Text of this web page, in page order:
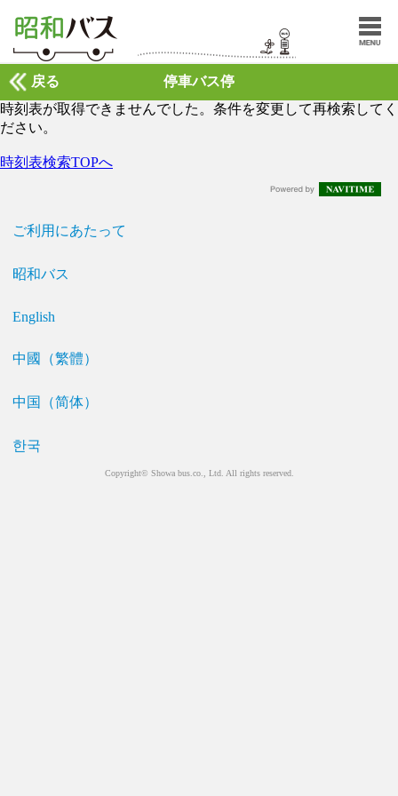
停車バス停
戻る
時刻表が取得できませんでした。条件を変更して再検索してく
ださい。
時刻表検索TOPへ
ご利用にあたって
昭和バス
English
中國（繁體）
中国（简体）
한국
Copyright© Showa bus.co., Ltd. All rights reserved.